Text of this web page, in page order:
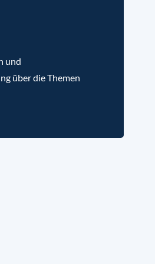
und
über die Themen